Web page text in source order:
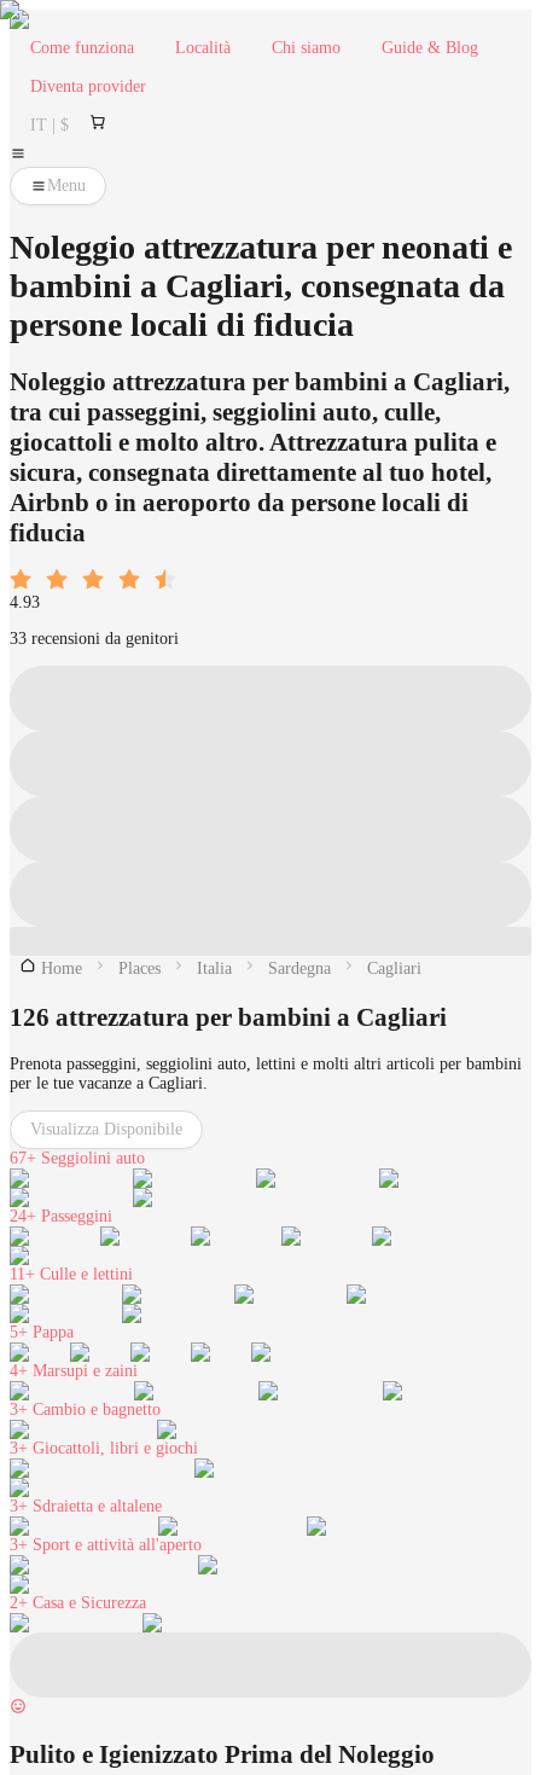
Come funziona Località Chi siamo Guide & Blog
Diventa provider
IT | $
Menu
Noleggio attrezzatura per neonati e
bambini a Cagliari, consegnata da
persone locali di fiducia
Noleggio attrezzatura per bambini a Cagliari,
tra cui passeggini, seggiolini auto, culle,
giocattoli e molto altro. Attrezzatura pulita e
sicura, consegnata direttamente al tuo hotel,
Airbnb o in aeroporto da persone locali di
fiducia
4.93
33 recensioni da genitori
Home Places Italia Sardegna Cagliari
126 attrezzatura per bambini a Cagliari
Prenota passeggini, seggiolini auto, lettini e molti altri articoli per bambini
per le tue vacanze a Cagliari.
Visualizza Disponibile
67+ Seggiolini auto
24+ Passeggini
11+ Culle e lettini
5+ Pappa
4+ Marsupi e zaini
3+ Cambio e bagnetto
3+ Giocattoli, libri e giochi
3+ Sdraietta e altalene
3+ Sport e attività all'aperto
2+ Casa e Sicurezza
Pulito e Igienizzato Prima del Noleggio